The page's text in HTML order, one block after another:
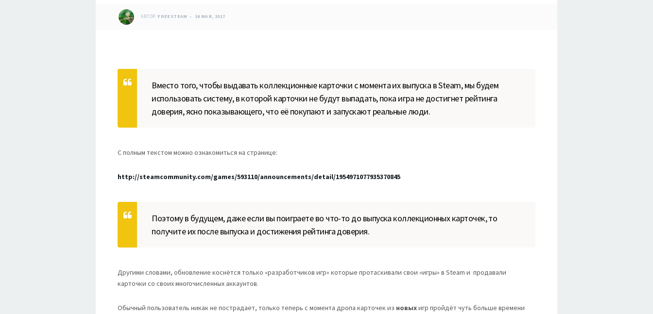
АВТОР: FREESTEAM 16 МАЯ, 2017
Вместо того, чтобы выдавать коллекционные карточки с момента их выпуска в Steam, мы будем
использовать систему, в которой карточки не будут выпадать, пока игра не достигнет рейтинга
доверия, ясно показывающего, что её покупают и запускают реальные люди.
С полным текстом можно ознакомиться на странице:
http://steamcommunity.com/games/593110/announcements/detail/1954971077935370845
Поэтому в будущем, даже если вы поиграете во что-то до выпуска коллекционных карточек, то
получите их после выпуска и достижения рейтинга доверия.
Другими словами, обновление коснётся только «разработчиков игр» которые протаскивали свои «игры» в Steam и продавали
карточки со своих многочисленных аккаунтов.
Обычный пользователь никак не пострадает, только теперь с момента дропа карточек из новыхигр пройдёт чуть больше времени